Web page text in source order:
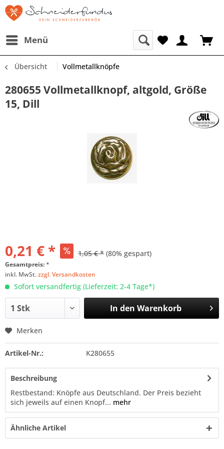
Menü
Übersicht Vollmetallknöpfe
280655 Vollmetallknopf, altgold, Größe
15, Dill
0,21 € * 1,05 € * (80% gespart)
Gesamtpreis:*
inkl. MwSt.zzgl. Versandkosten
Sofort versandfertig (Lieferzeit: 2-4 Tage*)
In den Warenkorb
Merken
Artikel-Nr.: K280655
Beschreibung
Restbestand: Knöpfe aus Deutschland. Der Preis bezieht
sich jeweils auf einen Knopf... mehr
Ähnliche Artikel